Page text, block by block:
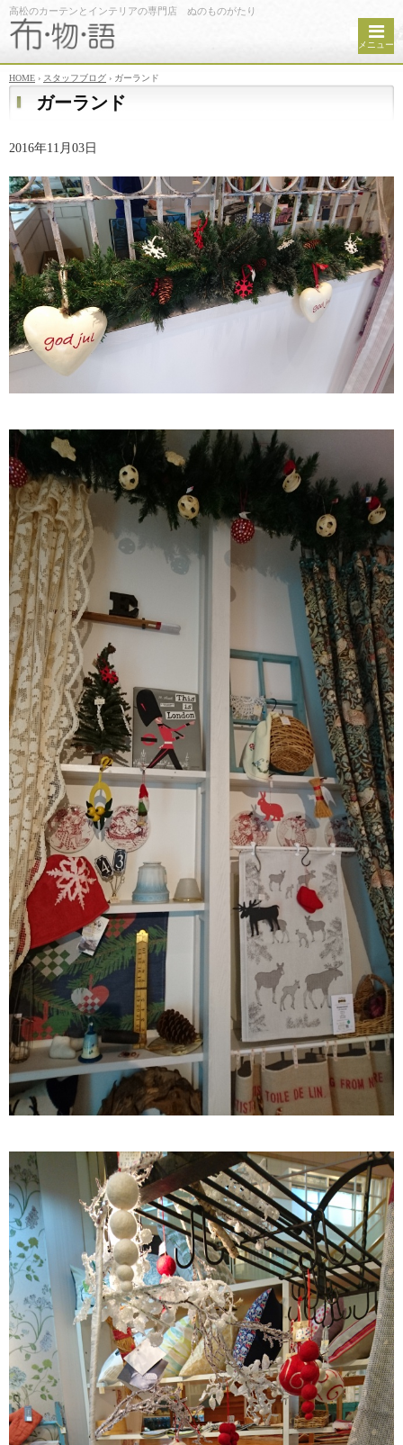
高松のカーテンとインテリアの専門店 ぬのものがたり
メニュー
HOME › スタッフブログ › ガーランド
ガーランド
2016年11月03日